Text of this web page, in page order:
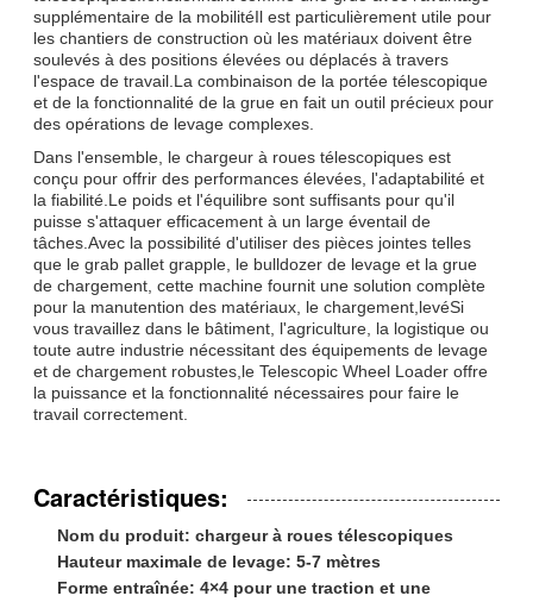
supplémentaire de la mobilitéIl est particulièrement utile pour
les chantiers de construction où les matériaux doivent être
soulevés à des positions élevées ou déplacés à travers
l'espace de travail.La combinaison de la portée télescopique
et de la fonctionnalité de la grue en fait un outil précieux pour
des opérations de levage complexes.
Dans l'ensemble, le chargeur à roues télescopiques est
conçu pour offrir des performances élevées, l'adaptabilité et
la fiabilité.Le poids et l'équilibre sont suffisants pour qu'il
puisse s'attaquer efficacement à un large éventail de
tâches.Avec la possibilité d'utiliser des pièces jointes telles
que le grab pallet grapple, le bulldozer de levage et la grue
de chargement, cette machine fournit une solution complète
pour la manutention des matériaux, le chargement,levéSi
vous travaillez dans le bâtiment, l'agriculture, la logistique ou
toute autre industrie nécessitant des équipements de levage
et de chargement robustes,le Telescopic Wheel Loader offre
la puissance et la fonctionnalité nécessaires pour faire le
travail correctement.
Caractéristiques:
Nom du produit: chargeur à roues télescopiques
Hauteur maximale de levage: 5-7 mètres
Forme entraînée: 4×4 pour une traction et une